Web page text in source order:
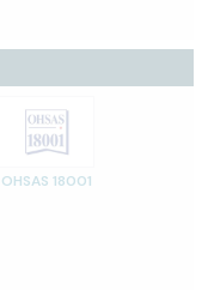
OHSAS 18001